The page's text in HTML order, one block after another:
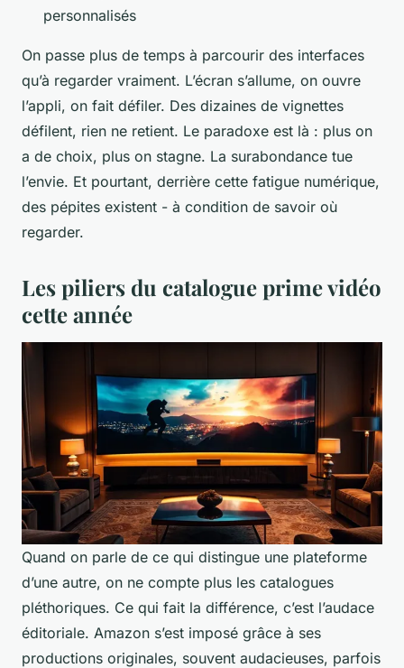
personnalisés
On passe plus de temps à parcourir des interfaces
qu’à regarder vraiment. L’écran s’allume, on ouvre
l’appli, on fait défiler. Des dizaines de vignettes
défilent, rien ne retient. Le paradoxe est là : plus on
a de choix, plus on stagne. La surabondance tue
l’envie. Et pourtant, derrière cette fatigue numérique,
des pépites existent - à condition de savoir où
regarder.
Les piliers du catalogue prime vidéo
cette année
Quand on parle de ce qui distingue une plateforme
d’une autre, on ne compte plus les catalogues
pléthoriques. Ce qui fait la différence, c’est l’audace
éditoriale. Amazon s’est imposé grâce à ses
productions originales, souvent audacieuses, parfois